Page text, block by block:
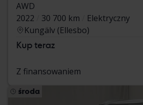
AWD
2022
30 700 km
Elektryczny
Kungälv (Ellesbo)
Kup teraz
Z finansowaniem
środa